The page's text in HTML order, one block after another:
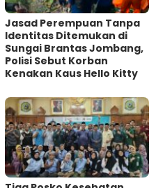
Jasad Perempuan Tanpa
Identitas Ditemukan di
Sungai Brantas Jombang,
Polisi Sebut Korban
Kenakan Kaus Hello Kitty